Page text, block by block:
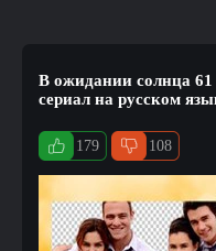
В ожидании солнца 61
сериал на русском
179 108